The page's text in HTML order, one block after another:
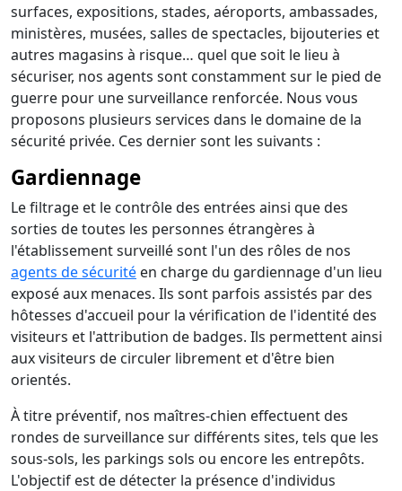
surfaces, expositions, stades, aéroports, ambassades,
ministères, musées, salles de spectacles, bijouteries et
autres magasins à risque… quel que soit le lieu à
sécuriser, nos agents sont constamment sur le pied de
guerre pour une surveillance renforcée. Nous vous
proposons plusieurs services dans le domaine de la
sécurité privée. Ces dernier sont les suivants :
Gardiennage
Le filtrage et le contrôle des entrées ainsi que des
sorties de toutes les personnes étrangères à
l'établissement surveillé sont l'un des rôles de nos
agents de sécurité en charge du gardiennage d'un lieu
exposé aux menaces. Ils sont parfois assistés par des
hôtesses d'accueil pour la vérification de l'identité des
visiteurs et l'attribution de badges. Ils permettent ainsi
aux visiteurs de circuler librement et d'être bien
orientés.
À titre préventif, nos maîtres-chien effectuent des
rondes de surveillance sur différents sites, tels que les
sous-sols, les parkings sols ou encore les entrepôts.
L'objectif est de détecter la présence d'individus